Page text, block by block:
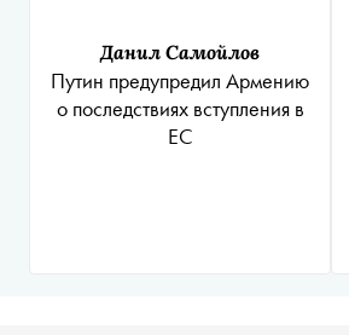
Данил Самойлов
Путин предупредил Армению
о последствиях вступления в
ЕС